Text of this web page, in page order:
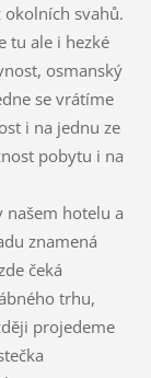
svahů.
tu ale i hezké
osmanský
se vrátíme
i na jednu ze
pobytu i na
hotelu a
znamená
čeká
trhu,
projedeme